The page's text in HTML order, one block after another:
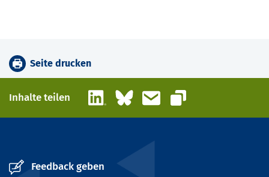
Seite drucken
Inhalte teilen LinkedInBlueskyE-Mail
Link kopieren
Feedback geben